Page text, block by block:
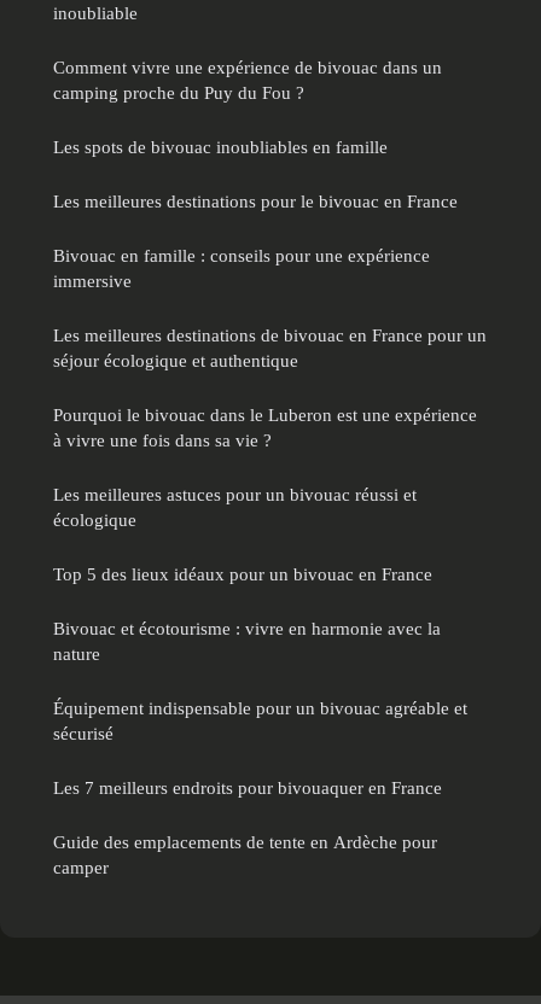
inoubliable
Comment vivre une expérience de bivouac dans un
camping proche du Puy du Fou ?
Les spots de bivouac inoubliables en famille
Les meilleures destinations pour le bivouac en France
Bivouac en famille : conseils pour une expérience
immersive
Les meilleures destinations de bivouac en France pour un
séjour écologique et authentique
Pourquoi le bivouac dans le Luberon est une expérience
à vivre une fois dans sa vie ?
Les meilleures astuces pour un bivouac réussi et
écologique
Top 5 des lieux idéaux pour un bivouac en France
Bivouac et écotourisme : vivre en harmonie avec la
nature
Équipement indispensable pour un bivouac agréable et
sécurisé
Les 7 meilleurs endroits pour bivouaquer en France
Guide des emplacements de tente en Ardèche pour
camper